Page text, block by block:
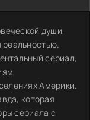
души,
сериал,
Америки.
которая
сериала с